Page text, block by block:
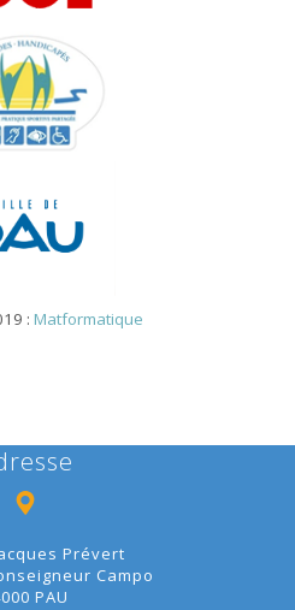
: Matformatique
Prévert
Campo
PAU